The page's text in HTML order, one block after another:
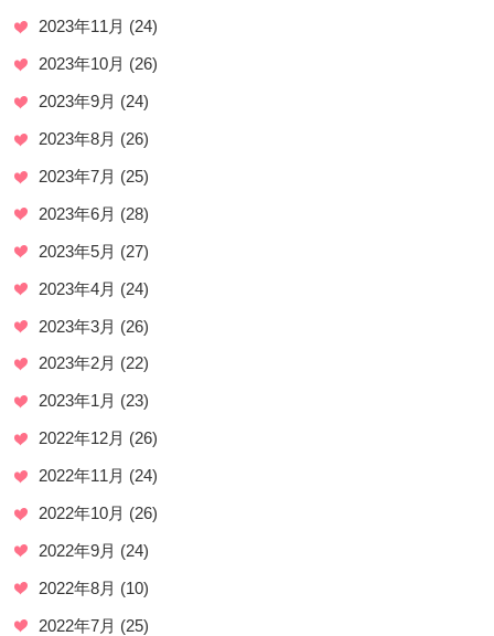
2023年11月 (24)
2023年10月 (26)
2023年9月 (24)
2023年8月 (26)
2023年7月 (25)
2023年6月 (28)
2023年5月 (27)
2023年4月 (24)
2023年3月 (26)
2023年2月 (22)
2023年1月 (23)
2022年12月 (26)
2022年11月 (24)
2022年10月 (26)
2022年9月 (24)
2022年8月 (10)
2022年7月 (25)